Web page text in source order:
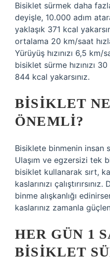
Bisiklet sürmek daha
deyişle, 10.000 adım
yaklaşık 371 kcal
ortalama 20 km/saat
Yürüyüş hızınızı 6,5 km/
bisiklet sürme hızınızı 30
844 kcal yakarsınız.
BISIKLET
ÖNEMLI?
Bisiklete binmenin insan
Ulaşım ve egzersizi tek
bisiklet kullanarak sırt,
kaslarınızı
binme alışkanlığı
kaslarınız zamanla
HER GÜN 1
BISIKLET